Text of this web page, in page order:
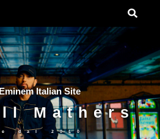
Italian Site
Mathers
dal 2010